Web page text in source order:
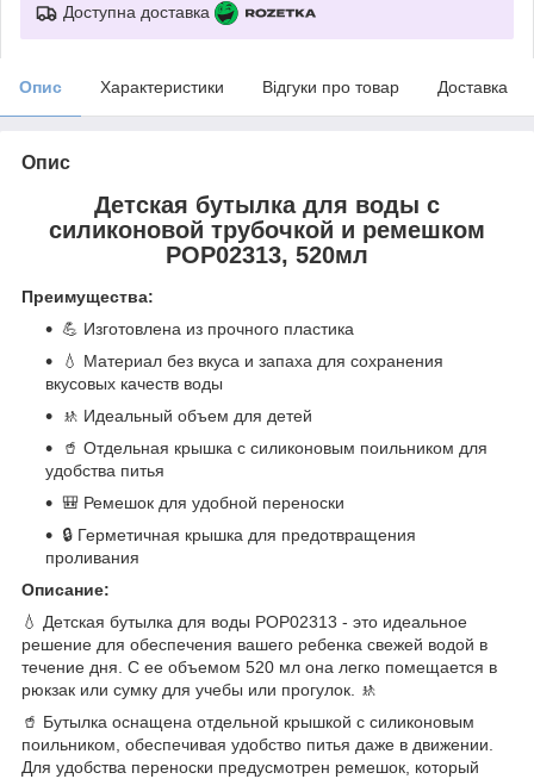
Доступна доставка
Опис Характеристики Відгуки про товар Доставка
Опис
Детская бутылка для воды с
силиконовой трубочкой и ремешком
POP02313, 520мл
Преимущества:
💪 Изготовлена из прочного пластика
💧 Материал без вкуса и запаха для сохранения
вкусовых качеств воды
🚸 Идеальный объем для детей
🥤 Отдельная крышка с силиконовым поильником для
удобства питья
🎒 Ремешок для удобной переноски
🔒 Герметичная крышка для предотвращения
проливания
Описание:
💧 Детская бутылка для воды POP02313 - это идеальное
решение для обеспечения вашего ребенка свежей водой в
течение дня. С ее объемом 520 мл она легко помещается в
рюкзак или сумку для учебы или прогулок. 🚸
🥤 Бутылка оснащена отдельной крышкой с силиконовым
поильником, обеспечивая удобство питья даже в движении.
Для удобства переноски предусмотрен ремешок, который